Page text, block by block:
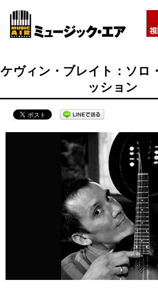
ケヴィン・ブレイト：ソロ
ッション